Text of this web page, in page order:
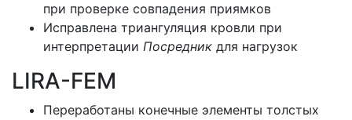
при проверке совпадения приямков
Исправлена триангуляция кровли при
интерпретации Посредник для нагрузок
LIRA-FEM
Переработаны конечные элементы толстых